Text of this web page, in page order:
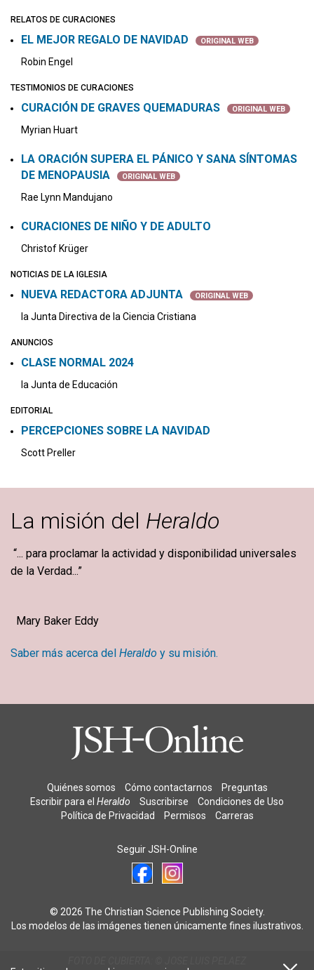
RELATOS DE CURACIONES
EL MEJOR REGALO DE NAVIDAD ORIGINAL WEB
Robin Engel
TESTIMONIOS DE CURACIONES
CURACIÓN DE GRAVES QUEMADURAS ORIGINAL WEB
Myrian Huart
LA ORACIÓN SUPERA EL PÁNICO Y SANA SÍNTOMAS
DE MENOPAUSIA
ORIGINAL WEB
Rae Lynn Mandujano
CURACIONES DE NIÑO Y DE ADULTO
Christof Krüger
NOTICIAS DE LA IGLESIA
NUEVA REDACTORA ADJUNTA ORIGINAL WEB
la Junta Directiva de la Ciencia Cristiana
ANUNCIOS
CLASE NORMAL 2024
la Junta de Educación
EDITORIAL
PERCEPCIONES SOBRE LA NAVIDAD
Scott Preller
La misión del Heraldo
“... para proclamar la actividad y disponibilidad universales
de la Verdad...”
Mary Baker Eddy
Saber más acerca del Heraldo y su misión.
Quiénes somos Cómo contactarnos
Preguntas
Escribir para el Heraldo Suscribirse
Condiciones de Uso
Política de Privacidad
Permisos Carreras
Seguir JSH-Online
© 2026 The Christian Science Publishing Society.
Los modelos de las imágenes tienen únicamente fines ilustrativos.